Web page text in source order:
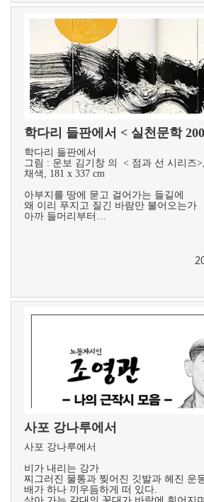
학다리 들판에서 < 실천문학
학다리 들판에서
그림 : 운보 김기창 의 < 점과 선 시리즈
채색, 181 x 337 cm​
아부지를 땅에 묻고 걸어가는 들길에
왜 이리 푸지고 질긴 바람만 불어오는가
아까 들머리부터…
사포 강나루에서
사포 강나루에서
비가 내리는 강가
찌그러진 물통과 찢어진 깃발과 헤진 운
배가 하나 끼우듬하게 떠 있다.